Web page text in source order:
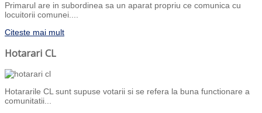
Primarul are in subordinea sa un aparat propriu ce comunica cu
locuitorii comunei....
Citeste mai mult
Hotarari CL
Hotararile CL sunt supuse votarii si se refera la buna functionare a
comunitatii...